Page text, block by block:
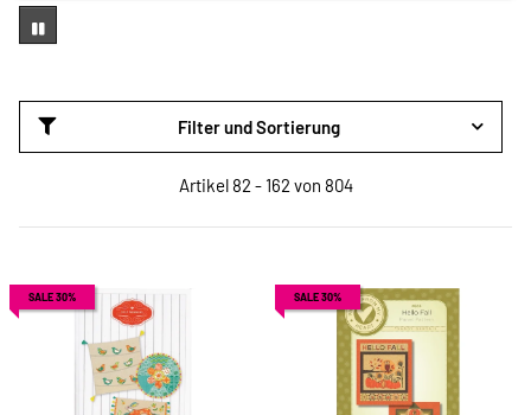
Filter und Sortierung
Artikel 82 - 162 von 804
SALE 30% SALE 30%